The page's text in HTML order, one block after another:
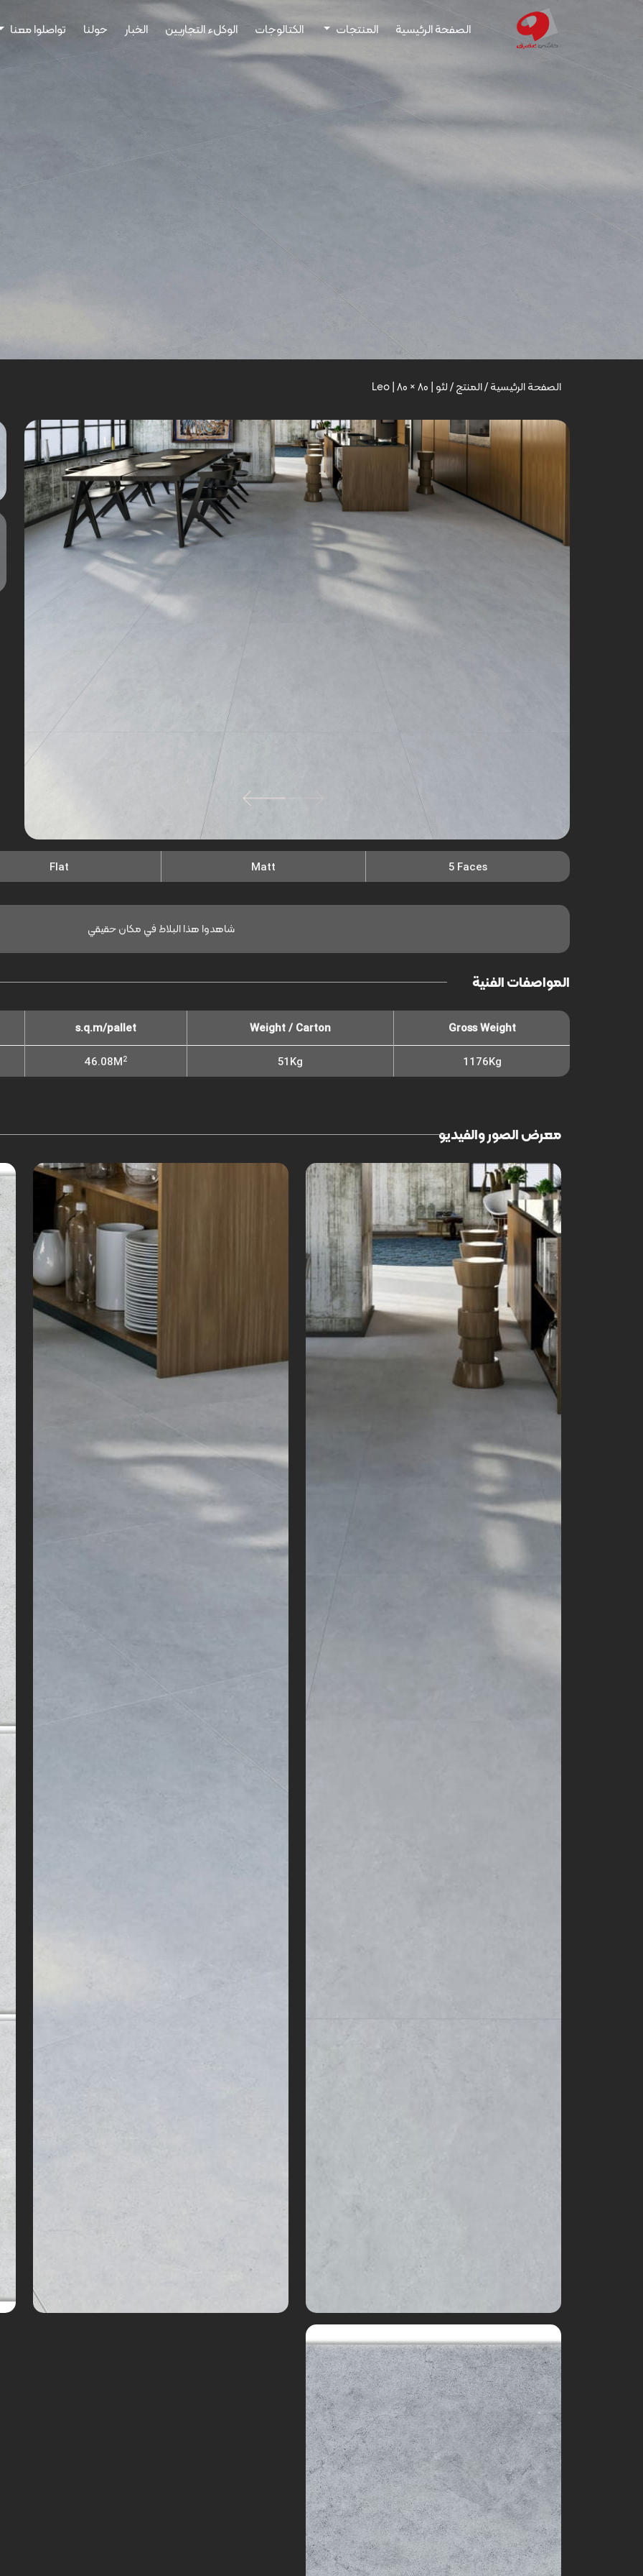
الصفحة الرئيسية المنتجات الكتالوجات الوكلء التجاريين الخبار حولنا تواصلوا معنا
الصفحة الرئيسية/المنتج/لئو | Leo | 80 × 80
5 Faces
Matt
Flat
شاهدوا هذا البلاط في مكان حقيقي
المواصفات الفنية
Gross Weight
Weight / Carton
s.q.m/pallet
1176Kg
51Kg
46.08M2
معرض الصور والفيديو